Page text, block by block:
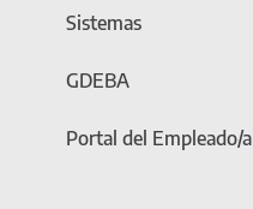
Sistemas
GDEBA
Portal del Empleado/a